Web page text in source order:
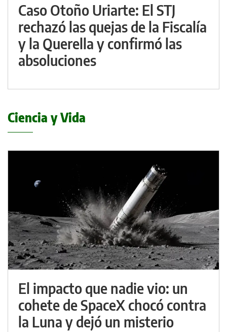
Caso Otoño Uriarte: El STJ
rechazó las quejas de la Fiscalía
y la Querella y confirmó las
absoluciones
Ciencia y Vida
El impacto que nadie vio: un
cohete de SpaceX chocó contra
la Luna y dejó un misterio